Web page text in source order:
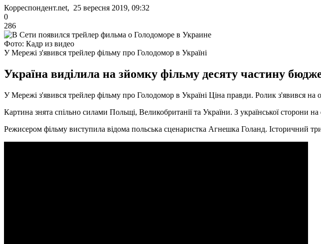
Корреспондент.net, 25 вересня 2019, 09:32
0
286
Фото: Кадр из видео
У Мережі з'явився трейлер фільму про Голодомор в Україні
Україна виділила на зйомку фільму десяту частину
У Мережі з'явився трейлер фільму про Голодомор в Україні Ціна правди. Ролик з'явився
Картина знята спільно силами Польщі, Великобританії та України. З української сторони
Режисером фільму виступила відома польська сценаристка Агнешка Голанд. Історичний